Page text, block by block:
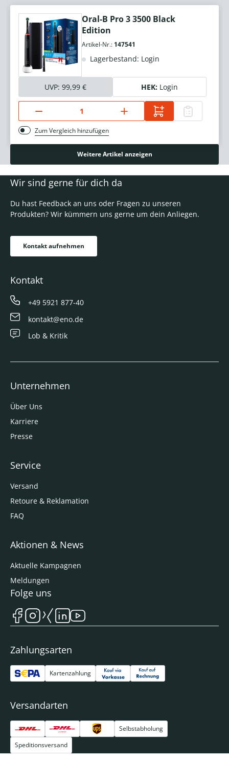
Oral-B Pro 3 3500 Black
Edition
Artikel-Nr.: 147541
Lagerbestand: Login
UVP: 99,99 € HEK: Login
Zum Vergleich hinzufügen
Weitere Artikel anzeigen
Wir sind gerne für dich da
Du hast Feedback an uns oder Fragen zu unseren
Produkten? Wir kümmern uns gerne um dein Anliegen.
Kontakt aufnehmen
Kontakt
+49 5921 877-40
kontakt@eno.de
Lob & Kritik
Unternehmen
Über Uns
Karriere
Presse
Service
Versand
Retoure & Reklamation
FAQ
Aktionen & News
Aktuelle Kampagnen
Meldungen
Zahlungsarten
Kartenzahlung
Versandarten
Selbstabholung
Speditionsversand
Folge uns